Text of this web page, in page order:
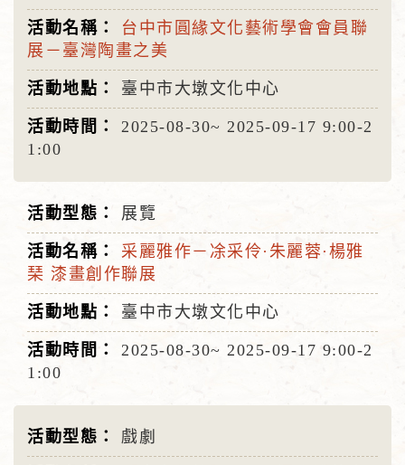
台中市圓緣文化藝術學會會員聯
展－臺灣陶畫之美
臺中市大墩文化中心
2025-08-30~ 2025-09-17 9:00-2
1:00
展覽
采麗雅作－凃采伶·朱麗蓉·楊雅
琹 漆畫創作聯展
臺中市大墩文化中心
2025-08-30~ 2025-09-17 9:00-2
1:00
戲劇